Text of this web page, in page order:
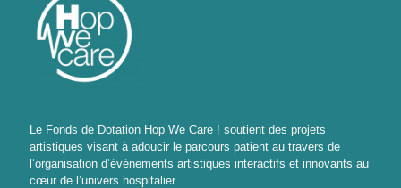
Le Fonds de Dotation Hop We Care ! soutient des projets
artistiques visant à adoucir le parcours patient au travers de
l’organisation d’événements artistiques interactifs et innovants au
cœur de l’univers hospitalier.